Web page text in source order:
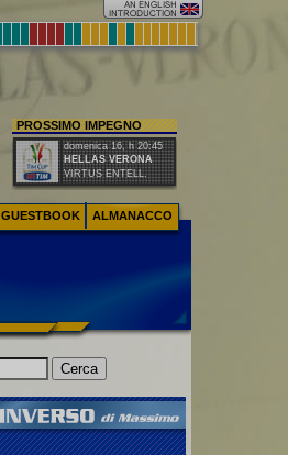
PROSSIMO IMPEGNO
domenica 16, h 20:45
HELLAS VERONA
VIRTUS ENTELL.
GUESTBOOK ALMANACCO